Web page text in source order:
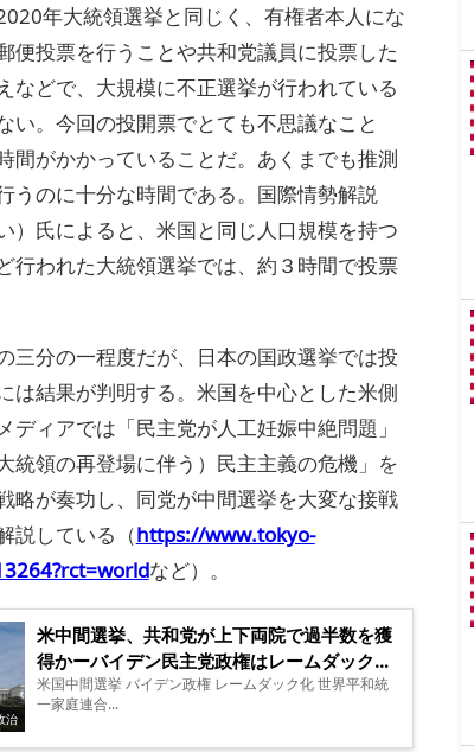
年大統領選挙と同じく、有権者本人にな
便投票を行うことや共和党議員に投票した
などで、大規模に不正選挙が行われている
い。今回の投開票でとても不思議なこと
間がかかっていることだ。あくまでも推測
うのに十分な時間である。国際情勢解説
）氏によると、米国と同じ人口規模を持つ
行われた大統領選挙では、約３時間で投票
三分の一程度だが、日本の国政選挙では投
は結果が判明する。米国を中心とした米側
ディアでは「民主党が人工妊娠中絶問題」
統領の再登場に伴う）民主主義の危機」を
略が奏功し、同党が中間選挙を大変な接戦
説している（https://www.tokyo-
など）。
治
米中間選挙、共和党が上下両院で過半数を獲
得かーバイデン民主党政権はレームダック化
する（追記：DSについての中間まとめ）
米国中間選挙 バイデン政権 レームダック化 世界平和統
一家庭連合...